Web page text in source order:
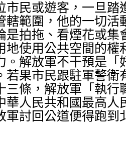
市民或遊客，一旦踏
轄範圍，他的一切活
是拍拖、看煙花或集
地使用公共空間的權
。解放軍不干預是「
若果市民跟駐軍警衛
三條，解放軍「執
華人民共和國最高人
軍討回公道便得跑到